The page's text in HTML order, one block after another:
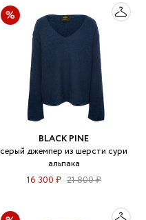
BLACK PINE
серый джемпер из шерсти сури
альпака
16 300 ₽ 21 800 ₽